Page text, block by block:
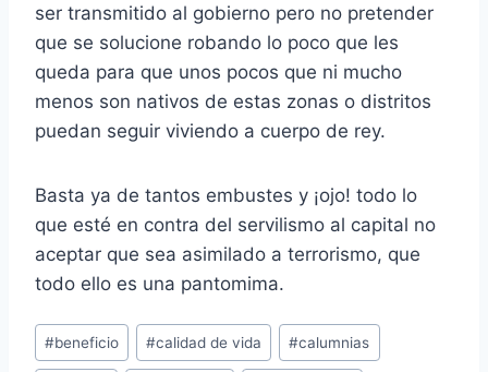
ser transmitido al gobierno pero no pretender
que se solucione robando lo poco que les
queda para que unos pocos que ni mucho
menos son nativos de estas zonas o distritos
puedan seguir viviendo a cuerpo de rey.
Basta ya de tantos embustes y ¡ojo! todo lo
que esté en contra del servilismo al capital no
aceptar que sea asimilado a terrorismo, que
todo ello es una pantomima.
Etiquetas
de
#beneficio #calidad de vida #calumnias